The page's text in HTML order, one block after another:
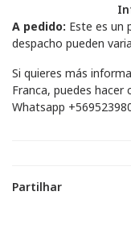
A pedido: Este es un
despacho pueden
Si quieres más
Franca, puedes hacer
Whatsapp
Partilhar